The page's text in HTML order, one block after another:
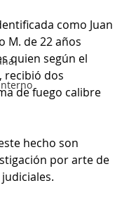
como Juan
M. de 22 años
quien según el
recibió dos
de fuego calibre
hecho son
por arte de